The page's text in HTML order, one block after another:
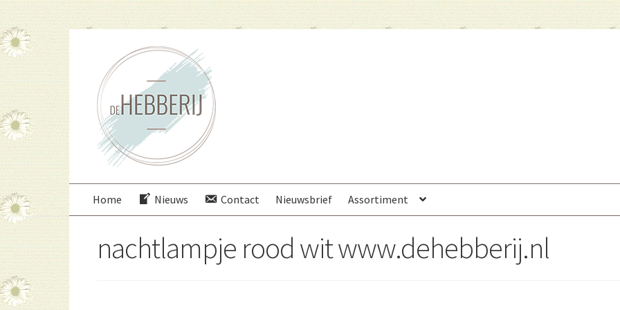
door
naar
navigatie
direct
naar
inhoud
Home Nieuws Contact Nieuwsbrief Assortiment
nachtlampje rood wit www.dehebberij.nl